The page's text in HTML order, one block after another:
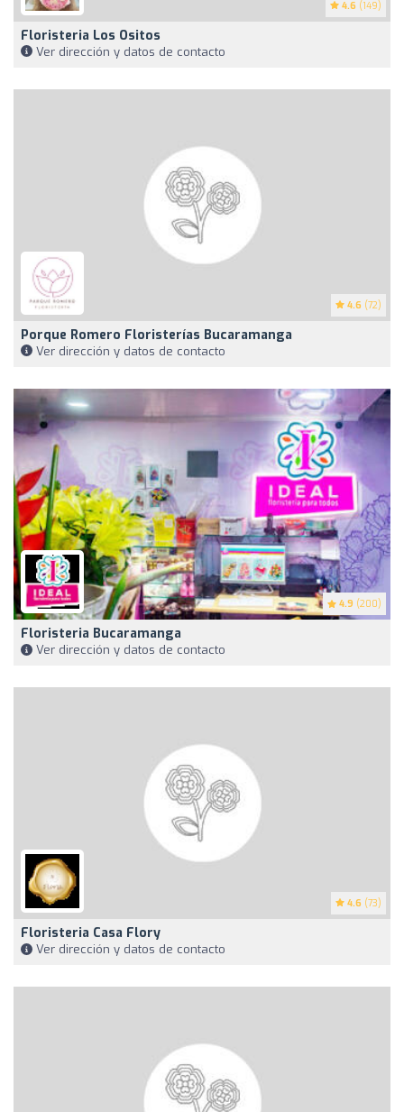
4.6 (149)
Floristeria Los Ositos
Ver dirección y datos de contacto
4.6 (72)
Porque Romero Floristerías Bucaramanga
Ver dirección y datos de contacto
4.9 (200)
Floristeria Bucaramanga
Ver dirección y datos de contacto
4.6 (73)
Floristeria Casa Flory
Ver dirección y datos de contacto